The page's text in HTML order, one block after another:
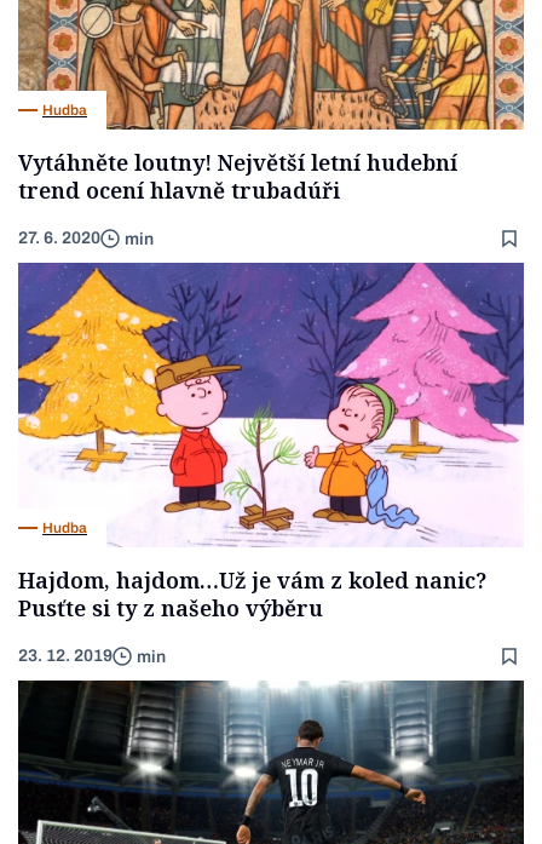
Hudba
Vytáhněte loutny! Největší letní hudební
trend ocení hlavně trubadúři
27. 6. 2020 min
Hudba
Hajdom, hajdom…Už je vám z koled nanic?
Pusťte si ty z našeho výběru
23. 12. 2019 min